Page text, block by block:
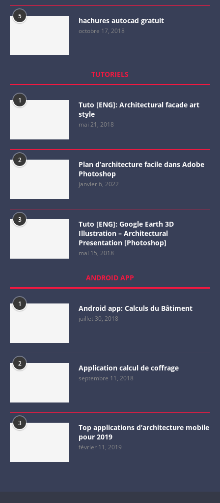
5 hachures autocad gratuit
octobre 17, 2018
TUTORIELS
1
Tuto [ENG]: Architectural facade art
style
mai 21, 2018
2
Plan d’architecture facile dans Adobe
Photoshop
janvier 6, 2022
3
Tuto [ENG]: Google Earth 3D
Illustration – Architectural
Presentation [Photoshop]
mai 15, 2018
ANDROID APP
1 Android app: Calculs du Bâtiment
juillet 30, 2018
2 Application calcul de coffrage
septembre 11, 2018
3
Top applications d’architecture mobile
pour 2019
février 11, 2019